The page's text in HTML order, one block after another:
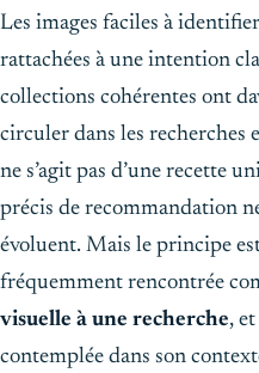
Les images faciles à
rattachées à une intention
collections cohérentes ont
circuler dans les recherches
ne s’agit pas d’une recette
précis de recommandation
évoluent. Mais le principe
fréquemment rencontrée
visuelle à une recherche,
contemplée dans son